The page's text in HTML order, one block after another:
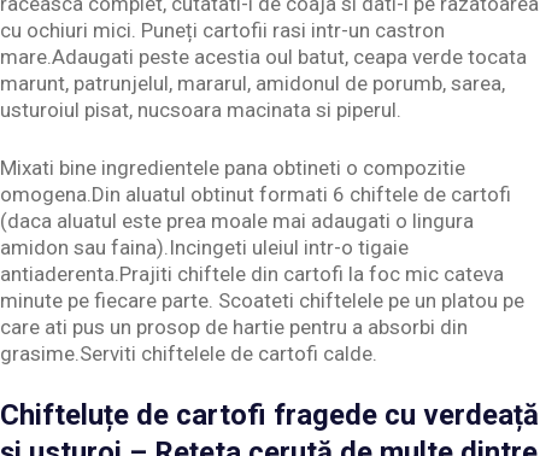
cu ochiuri mici. Puneți cartofii rasi intr-un castron
mare.Adaugati peste acestia oul batut, ceapa verde tocata
marunt, patrunjelul, mararul, amidonul de porumb, sarea,
usturoiul pisat, nucsoara macinata si piperul.
Mixati bine ingredientele pana obtineti o compozitie
omogena.Din aluatul obtinut formati 6 chiftele de cartofi
(daca aluatul este prea moale mai adaugati o lingura
amidon sau faina).Incingeti uleiul intr-o tigaie
antiaderenta.Prajiti chiftele din cartofi la foc mic cateva
minute pe fiecare parte. Scoateti chiftelele pe un platou pe
care ati pus un prosop de hartie pentru a absorbi din
grasime.Serviti chiftelele de cartofi calde.
Chifteluțe de cartofi fragede cu verdeață